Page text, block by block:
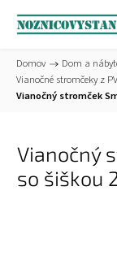
Domov / Dom a
Vianočné stromčeky z
Vianočný stromček
Vianočný
so šiškou